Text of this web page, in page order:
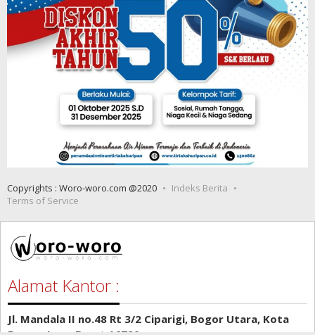
Copyrights : Woro-woro.com @2020
Indeks Berita
Terms of Service
Alamat Kantor :
Jl. Mandala II no.48 Rt 3/2 Ciparigi, Bogor Utara, Kota